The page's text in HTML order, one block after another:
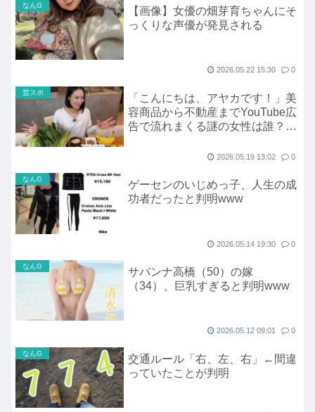
なんG
【画像】女優の畑芽育ちゃんにそ
っくりな声優が発見される
2026.05.22 15:30 0
芸スポ
「こんにちは、アヤカです！」美
容商品から不動産までYouTube広
告で流れまくる謎の女性は誰？直
2026.05.19 13:02 0
なんG
ゲーセンのいじめっ子、人生の成
功者だったと判明www
2026.05.14 19:30 0
なんG
サバンナ高橋（50）の嫁
（34）、巨乳すぎると判明www
2026.05.12 09:01 0
なんG
交通ルール「右、左、右」←間違
っていたことが判明